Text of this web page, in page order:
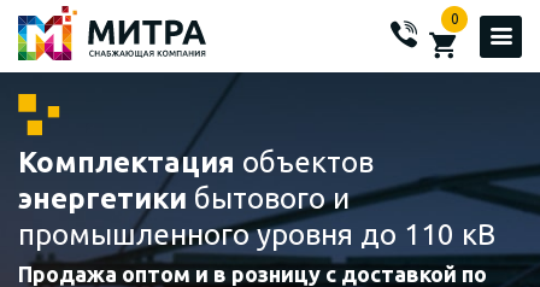
0
Комплектация объектов
энергетики бытового и
промышленного уровня до 110 кВ
Продажа оптом и в розницу с доставкой по